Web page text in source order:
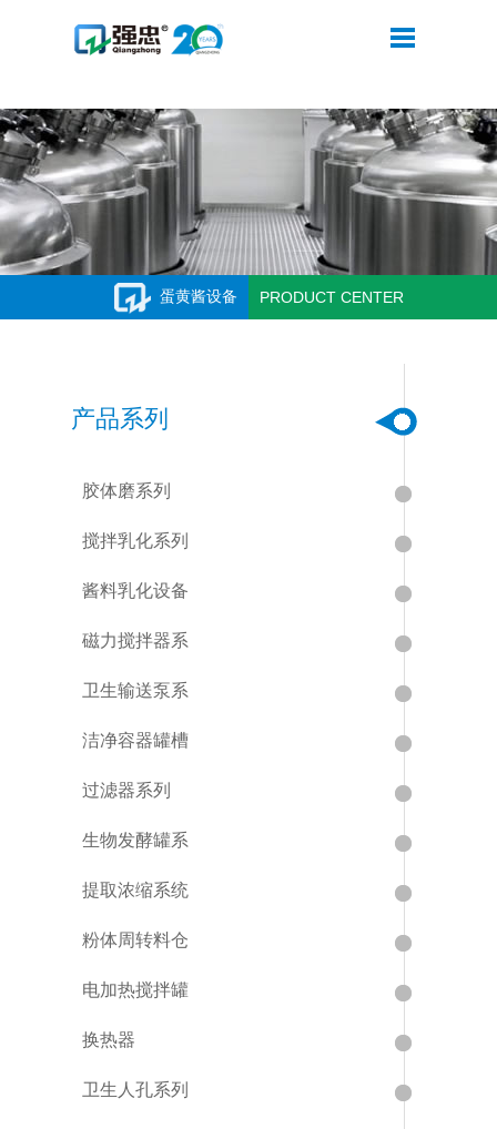
米兰网web站
蛋黄酱设备 PRODUCT CENTER
产品系列
胶体磨系列
搅拌乳化系列
酱料乳化设备
磁力搅拌器系
卫生输送泵系
洁净容器罐槽
过滤器系列
生物发酵罐系
提取浓缩系统
粉体周转料仓
电加热搅拌罐
换热器
卫生人孔系列